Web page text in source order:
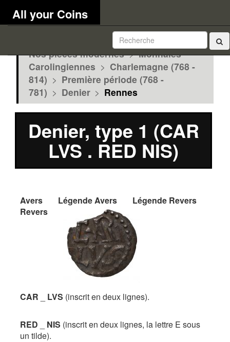
All your Coins
Nos pièces modernes > Monnaies
Carolingiennes > Charlemagne (768 -
814) > Première période (768 -
781) > Denier > Rennes
Denier, type 1 (CAR
LVS . RED NIS)
Avers Légende Avers
Légende Revers
Revers
CAR LVS (inscrit en deux lignes).
RED NIS (inscrit en deux lignes, la lettre E sous
un tilde).